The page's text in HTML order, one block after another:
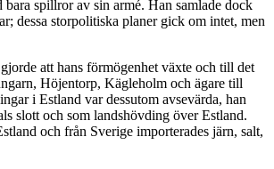
spillror av sin armé. Han samlade dock
dessa storpolitiska planer gick om intet, men
att hans förmögenhet växte och till det
Höjentorp, Kägleholm och ägare till
i Estland var dessutom avsevärda, han
slott och som landshövding över Estland.
och från Sverige importerades järn, salt,